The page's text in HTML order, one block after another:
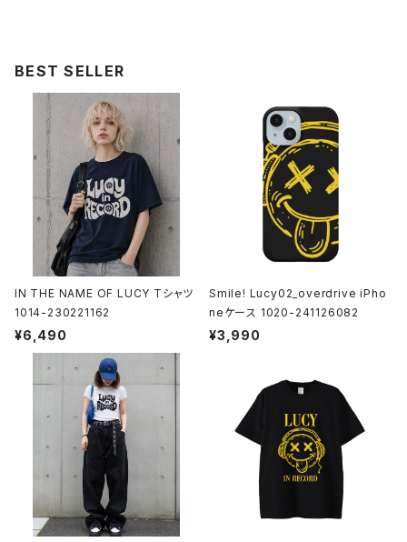
BEST SELLER
IN THE NAME OF LUCY Tシャツ
1014-230221162
¥6,490
Smile! Lucy02_overdrive iPho
neケース 1020-241126082
¥3,990